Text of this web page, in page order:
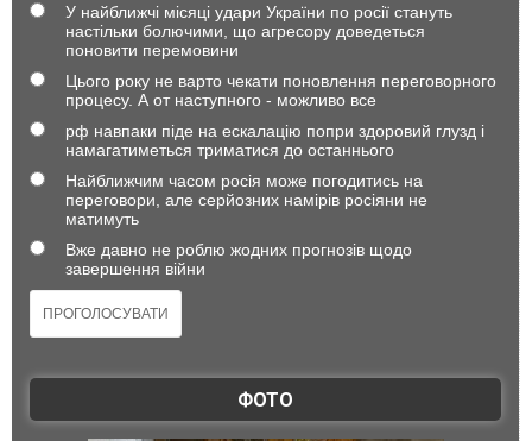
У найближчі місяці удари України по росії стануть
настільки болючими, що агресору доведеться
поновити перемовини
Цього року не варто чекати поновлення переговорного
процесу. А от наступного - можливо все
рф навпаки піде на ескалацію попри здоровий глузд і
намагатиметься триматися до останнього
Найближчим часом росія може погодитись на
переговори, але серйозних намірів росіяни не
матимуть
Вже давно не роблю жодних прогнозів щодо
завершення війни
ФОТО